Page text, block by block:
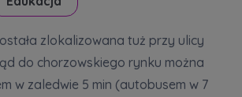
zlokalizowana tuż przy ulicy
do chorzowskiego rynku można
w zaledwie 5 min (autobusem w 7